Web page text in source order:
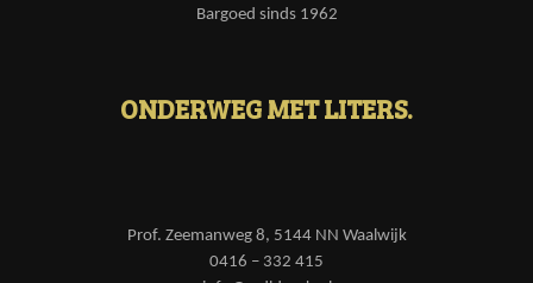
Bargoed sinds 1962
ONDERWEG MET LITERS.
Prof. Zeemanweg 8, 5144 NN Waalwijk
0416 – 332 415